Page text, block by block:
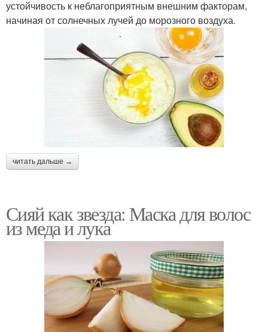
устойчивость к неблагоприятным внешним факторам,
начиная от солнечных лучей до морозного воздуха.
читать дальше →
Сияй как звезда: Маска для волос
из меда и лука